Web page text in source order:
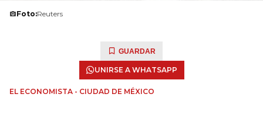
Foto:Reuters
GUARDAR
UNIRSE A WHATSAPP
EL ECONOMISTA - CIUDAD DE MÉXICO